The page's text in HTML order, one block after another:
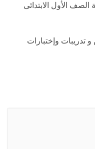
الصف الأول الابتدائى
تدريبات وإختبارات